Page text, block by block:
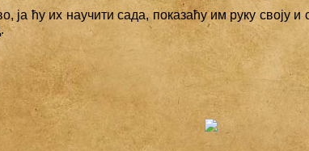
ја ћу их научити сада, показаћу им руку своју и